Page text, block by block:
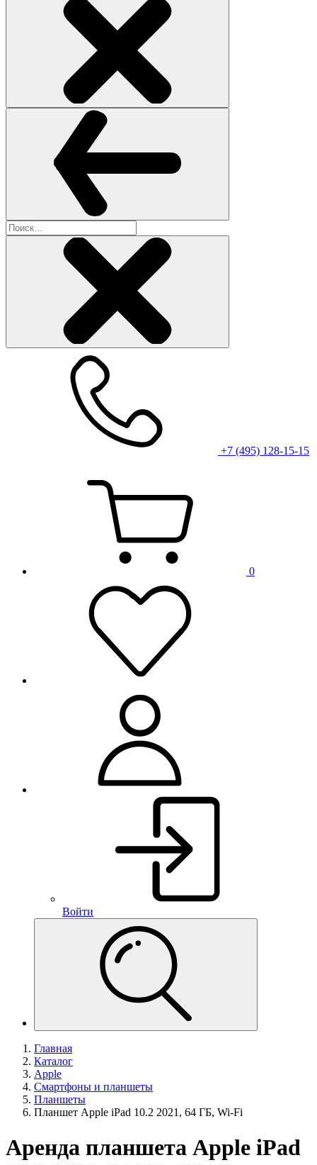
+7 (495) 128-15-15
0
Войти
Главная
Каталог
Apple
Смартфоны и планшеты
Планшеты
Планшет Apple iPad 10.2 2021, 64 ГБ, Wi-Fi
Аренда планшета Apple iPad